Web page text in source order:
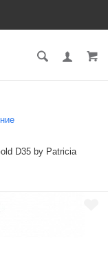
D35 by Patricia